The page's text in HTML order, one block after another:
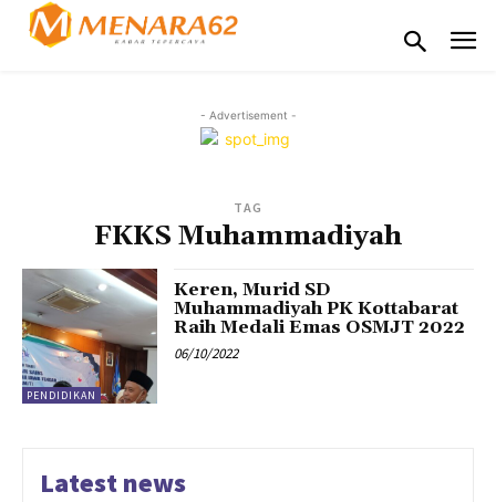
- Advertisement -
TAG
FKKS Muhammadiyah
PENDIDIKAN
Keren, Murid SD
Muhammadiyah PK Kottabarat
Raih Medali Emas OSMJT 2022
06/10/2022
Latest news